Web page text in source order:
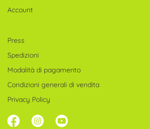
Account
Press
Spedizioni
Modalità di pagamento
Condizioni generali di vendita
Privacy Policy